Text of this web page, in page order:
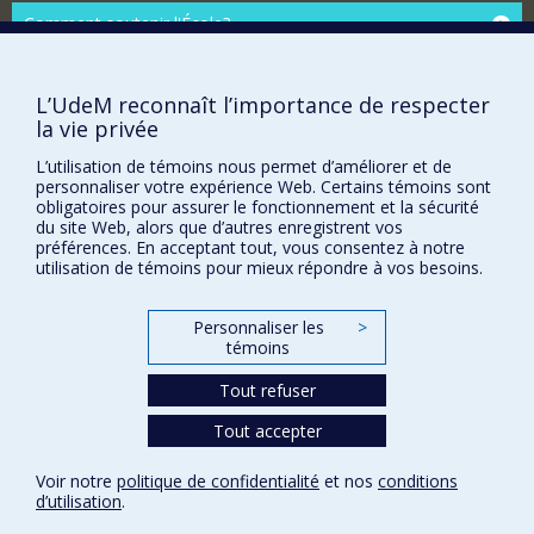
Comment soutenir l'École?
Plan du site
Signaler une erreur
Accessibilité
FACULTÉ DES ARTS ET DES SCIENCES
Nos départements et écoles
Nos programmes et cours
Paramètres des témoins
Université de
Montréal
L’UdeM reconnaît l’importance de respecter
la vie privée
L’utilisation de témoins nous permet d’améliorer et de
personnaliser votre expérience Web. Certains témoins sont
obligatoires pour assurer le fonctionnement et la sécurité
du site Web, alors que d’autres enregistrent vos
préférences. En acceptant tout, vous consentez à notre
utilisation de témoins pour mieux répondre à vos besoins.
Personnaliser les
témoins
>
Tout refuser
Tout accepter
Voir notre politique de confidentialité et nos conditions
d’utilisation.